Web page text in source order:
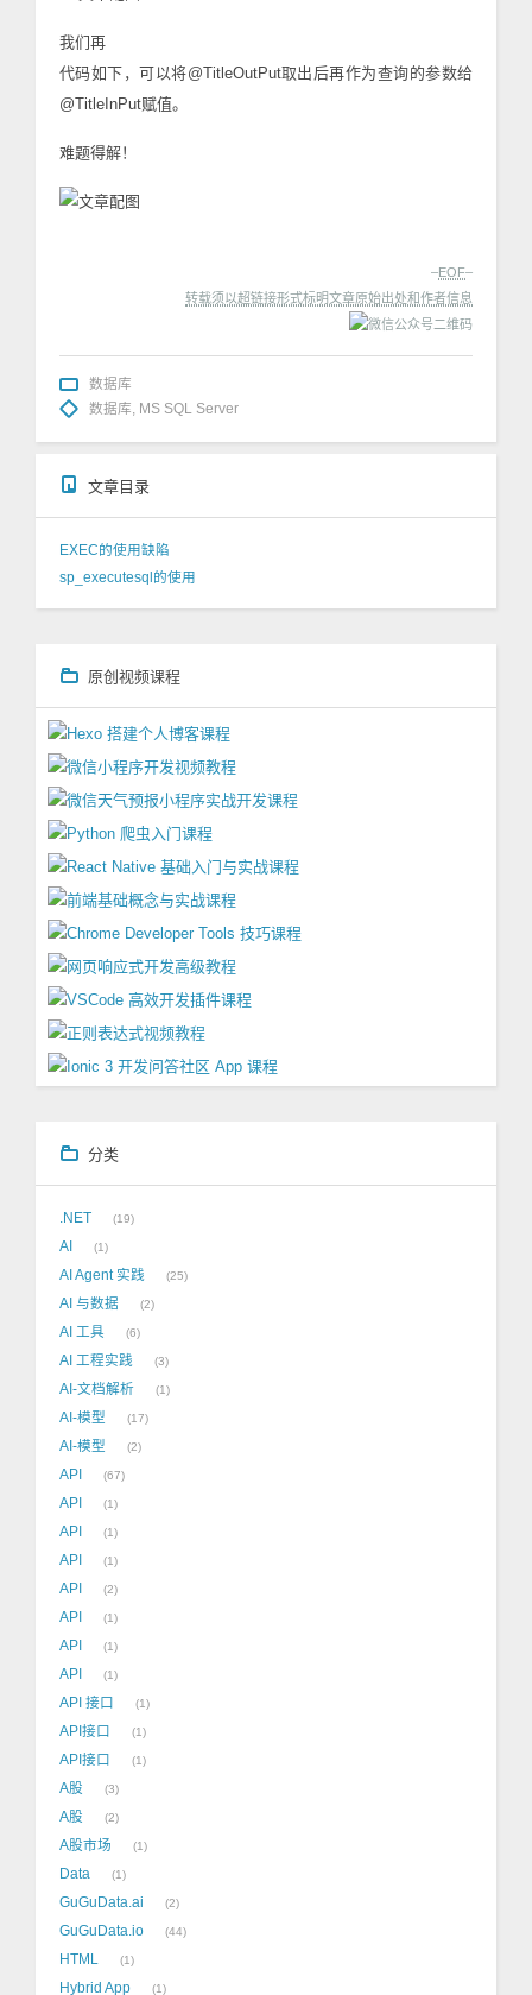
我们再
代码如下，可以将@TitleOutPut取出后再作为查询的参数给
@TitleInPut赋值。
难题得解！
–EOF–
转载须以超链接形式标明文章原始出处和作者信息
数据库
数据库
MS SQL Server
文章目录
EXEC的使用缺陷
sp_executesql的使用
原创视频课程
分类
.NET 19
AI 1
AI Agent 实践 25
AI 与数据 2
AI 工具 6
AI 工程实践 3
AI-文档解析 1
AI-模型 17
AI-模型 2
API 67
API 1
API 1
API 1
API 2
API 1
API 1
API 1
API 接口 1
API接口 1
API接口 1
A股 3
A股 2
A股市场 1
Data 1
GuGuData.ai 2
GuGuData.io 44
HTML 1
Hybrid App 1